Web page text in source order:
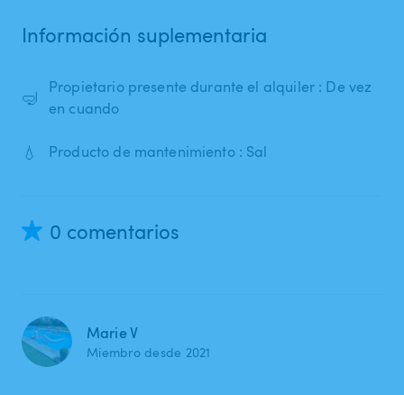
Información suplementaria
🤿
Propietario presente durante el alquiler : De vez
en cuando
💧 Producto de mantenimiento : Sal
0 comentarios
Marie V
Miembro desde 2021